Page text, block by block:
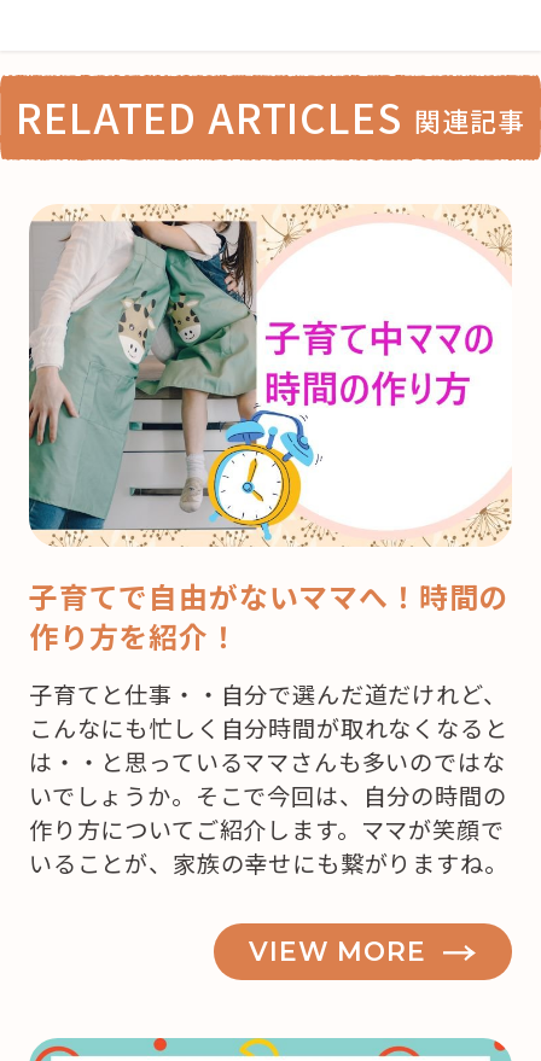
RELATED ARTICLES 関連記事
子育てで自由がないママへ！時間の
作り方を紹介！
子育てと仕事・・自分で選んだ道だけれど、
こんなにも忙しく自分時間が取れなくなると
は・・と思っているママさんも多いのではな
いでしょうか。そこで今回は、自分の時間の
作り方についてご紹介します。ママが笑顔で
いることが、家族の幸せにも繋がりますね。
VIEW MORE